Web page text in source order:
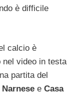
è difficile
calcio è
nel video in testa
partita del
Narnese e Casa